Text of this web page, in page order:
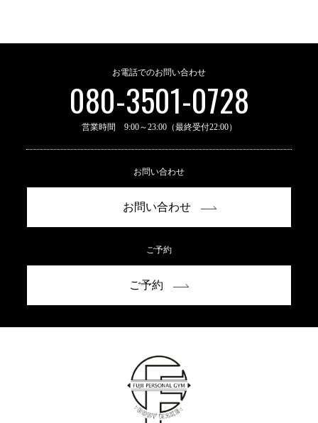
お電話でのお問い合わせ
080-3501-0728
営業時間 9:00～23:00（最終受付22:00）
お問い合わせ
お問い合わせ
ご予約
ご予約